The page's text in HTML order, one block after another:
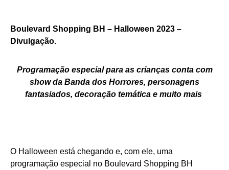
Boulevard Shopping BH – Halloween 2023 –
Divulgação.
Programação especial para as crianças conta com
show da Banda dos Horrores, personagens
fantasiados, decoração temática e muito mais
O Halloween está chegando e, com ele, uma
programação especial no Boulevard Shopping BH